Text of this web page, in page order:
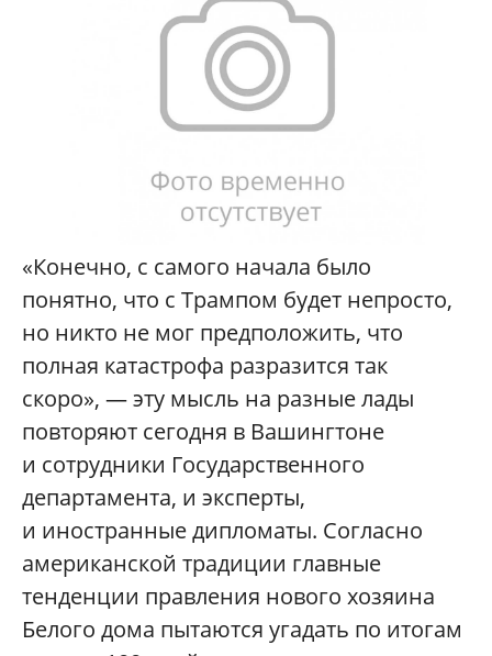
«Конечно, с самого начала было
понятно, что с Трампом будет непросто,
но никто не мог предположить, что
полная катастрофа разразится так
скоро», — эту мысль на разные лады
повторяют сегодня в Вашингтоне
и сотрудники Государственного
департамента, и эксперты,
и иностранные дипломаты. Согласно
американской традиции главные
тенденции правления нового хозяина
Белого дома пытаются угадать по итогам